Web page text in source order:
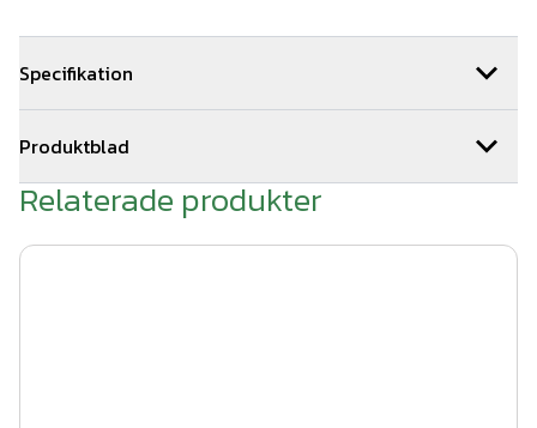
Specifikation
Färg: Svart, RAL 9005
Produktblad
produktblad stålnätspaneler 2022.pdf
Relaterade produkter